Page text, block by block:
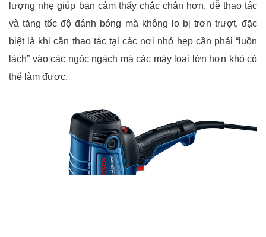
lượng nhẹ giúp bạn cảm thấy chắc chắn hơn, dễ thao tác
và tăng tốc độ đánh bóng mà không lo bị trơn trượt, đặc
biệt là khi cần thao tác tại các nơi nhỏ hẹp cần phải “luồn
lách” vào các ngóc ngách mà các máy loại lớn hơn khó có
thể làm được.